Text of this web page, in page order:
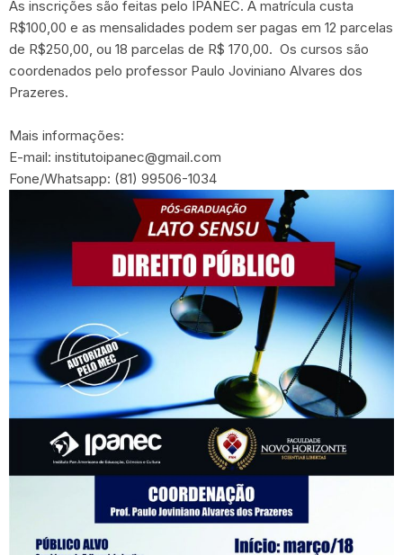
As inscrições são feitas pelo IPANEC. A matrícula custa
R$100,00 e as mensalidades podem ser pagas em 12 parcelas
de R$250,00, ou 18 parcelas de R$ 170,00. Os cursos são
coordenados pelo professor Paulo Joviniano Alvares dos
Prazeres.
Mais informações:
E-mail: institutoipanec@gmail.com
Fone/Whatsapp: (81) 99506-1034